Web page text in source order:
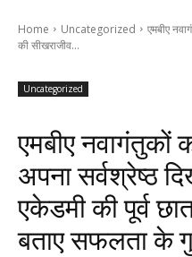
Home Uncategorized
एमबीए
की सीखराजीव...
Uncategorized
एमबीए नवागंतुकों
अपना सर्वश्रेष्ठ
एकेडमी की पूर्व
बताए सफलता के